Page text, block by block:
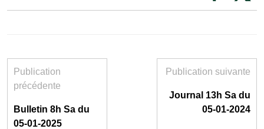
Publication
précédente
Bulletin 8h Sa du
05-01-2025
Publication suivante
Journal 13h Sa du
05-01-2024